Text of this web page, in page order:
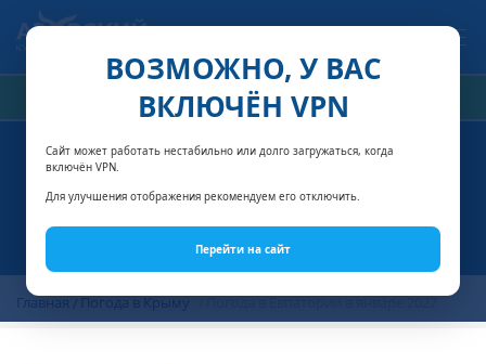
ВОЗМОЖНО, У ВАС
ВКЛЮЧЁН VPN
Сайт может работать нестабильно или долго загружаться, когда
включён VPN.
Для улучшения отображения рекомендуем его отключить.
Перейти на сайт
РАСЧЁТ СТОИМОСТИ
Главная Погода в Крыму